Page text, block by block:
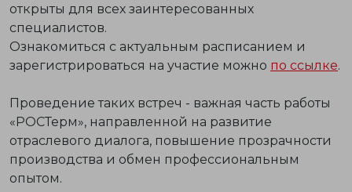
открыты для всех заинтересованных
специалистов.
Ознакомиться с актуальным расписанием и
зарегистрироваться на участие можно по ссылке.
Проведение таких встреч - важная часть работы
«РОСТерм», направленной на развитие
отраслевого диалога, повышение прозрачности
производства и обмен профессиональным
опытом.